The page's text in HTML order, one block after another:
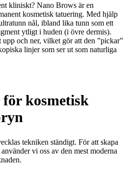
kliniskt? Nano Brows är en
kosmetisk tatuering. Med hjälp
nål, ibland lika tunn som ett
ytligt i huden (i övre dermis).
upp och ner, vilket gör att den ”pickar”
linjer som ser ut som naturliga
kosmetisk
tekniken ständigt. För att skapa
vi oss av den mest moderna